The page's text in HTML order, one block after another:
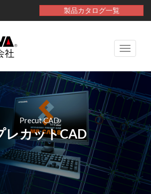
製品カタログ一覧
Toggle
Precut CAD
レカットCAD